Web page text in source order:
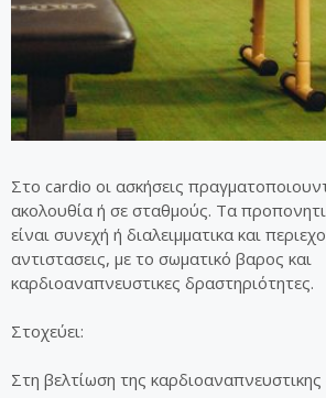
Στο cardio οι ασκήσεις
ακολουθία ή σε σταθμούς. Τα
είναι συνεχή ή διαλειμματικα και
αντιστασεις, με το σωματικό βαρος και
καρδιοαναπνευστικες δραστηριότητες.
Στοχεύει:
Στη βελτίωση της